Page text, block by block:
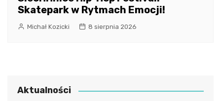
Skatepark w Rytmach Emocji!
Michał Kozicki 8 sierpnia 2026
Aktualności